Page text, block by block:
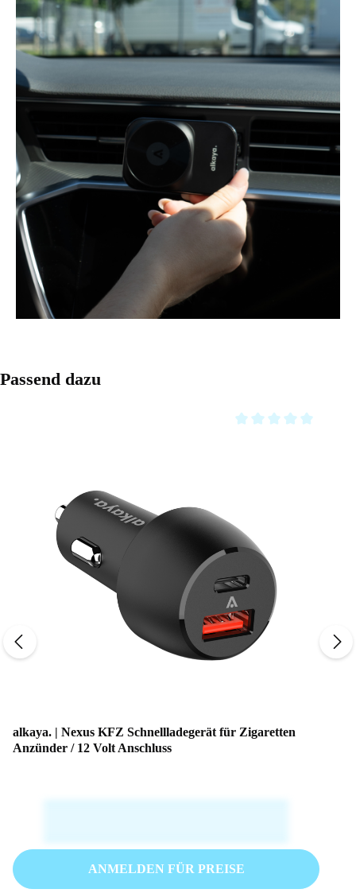
Produktgalerie überspringen
Passend dazu
alkaya. | Nexus KFZ Schnellladegerät für Zigaretten
Anzünder / 12 Volt Anschluss
ANMELDEN FÜR PREISE